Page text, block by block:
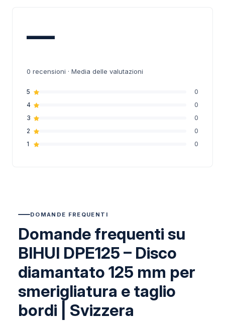
—
0 recensioni · Media delle valutazioni
5
0
4
0
3
0
2
0
1
0
DOMANDE FREQUENTI
Domande frequenti su
BIHUI DPE125 – Disco
diamantato 125 mm per
smerigliatura e taglio
bordi | Svizzera